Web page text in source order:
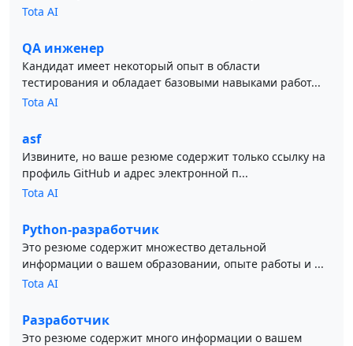
Tota AI
QA инженер
Кандидат имеет некоторый опыт в области
тестирования и обладает базовыми навыками работ...
Tota AI
asf
Извините, но ваше резюме содержит только ссылку на
профиль GitHub и адрес электронной п...
Tota AI
Python-разработчик
Это резюме содержит множество детальной
информации о вашем образовании, опыте работы и ...
Tota AI
Разработчик
Это резюме содержит много информации о вашем